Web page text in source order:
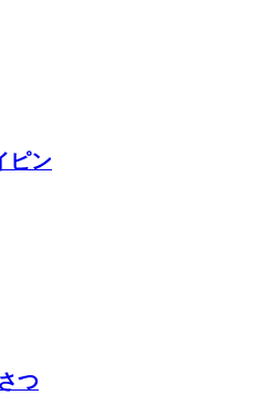
ピン
つ